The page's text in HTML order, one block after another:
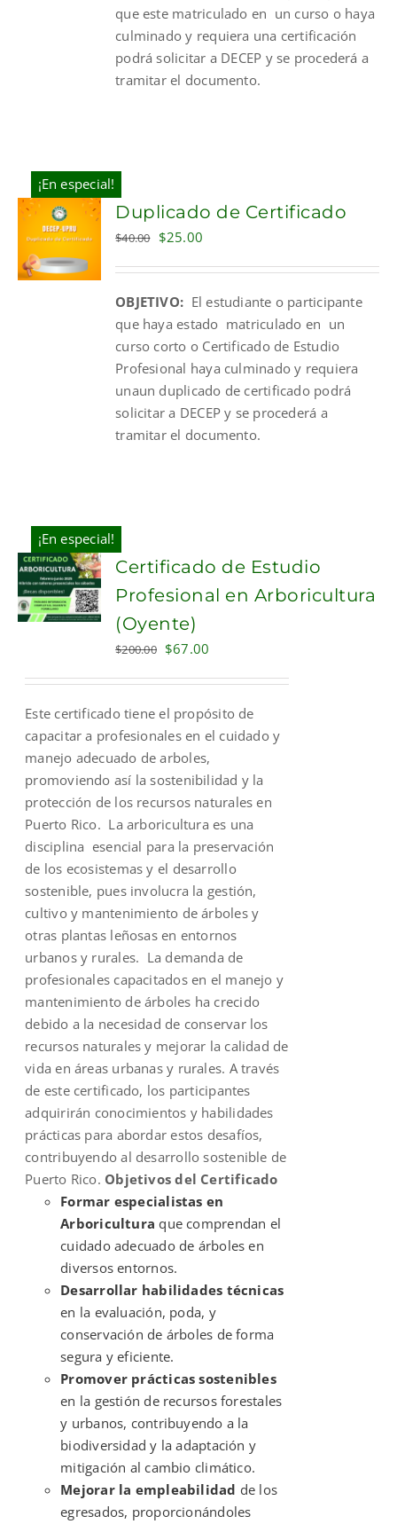
que este matriculado en un curso o haya
culminado y requiera una certificación
podrá solicitar a DECEP y se procederá a
tramitar el documento.
¡En especial!
ADD TO
CART
Duplicado de Certificado
$40.00 Original
$40.00.
$25.00
$25.00.
OBJETIVO: El estudiante o participante
que haya estado matriculado en un
curso corto o Certificado de Estudio
Profesional haya culminado y requiera
unaun duplicado de certificado podrá
solicitar a DECEP y se procederá a
tramitar el documento.
¡En especial!
ADD TO
CART
Certificado de Estudio
Profesional en Arboricultura
(Oyente)
$200.00 Original
$200.00.
$67.00
$67.00.
Este certificado tiene el propósito de
capacitar a profesionales en el cuidado y
manejo adecuado de arboles,
promoviendo así la sostenibilidad y la
protección de los recursos naturales en
Puerto Rico. La arboricultura es una
disciplina esencial para la preservación
de los ecosistemas y el desarrollo
sostenible, pues involucra la gestión,
cultivo y mantenimiento de árboles y
otras plantas leñosas en entornos
urbanos y rurales. La demanda de
profesionales capacitados en el manejo y
mantenimiento de árboles ha crecido
debido a la necesidad de conservar los
recursos naturales y mejorar la calidad de
vida en áreas urbanas y rurales. A través
de este certificado, los participantes
adquirirán conocimientos y habilidades
prácticas para abordar estos desafíos,
contribuyendo al desarrollo sostenible de
Puerto Rico. Objetivos del Certificado
Formar especialistas en
Arboriculturaque comprendan el
cuidado adecuado de árboles en
diversos entornos.
Desarrollar habilidades técnicas
en la evaluación, poda, y
conservación de árboles de forma
segura y eficiente.
Promover prácticas sostenibles
en la gestión de recursos forestales
y urbanos, contribuyendo a la
biodiversidad y la adaptación y
mitigación al cambio climático.
Mejorar la empleabilidad de los
egresados, proporcionándoles